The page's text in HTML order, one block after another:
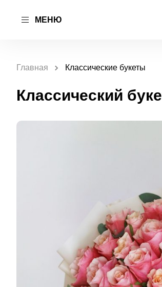
МЕНЮ
Главная Классические букеты
Классический